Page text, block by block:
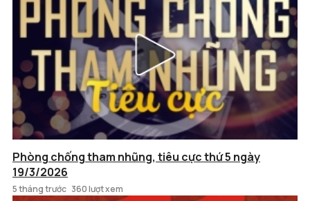
Phòng chống tham nhũng, tiêu cực thứ 5 ngày
19/3/2026
5 tháng trước 360 lượt xem